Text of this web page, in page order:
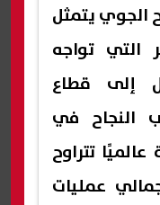
الجوي يتمثل
التي تواجه
إلى قطاع
النجاح في
تتراوح
إجمالي عمليات